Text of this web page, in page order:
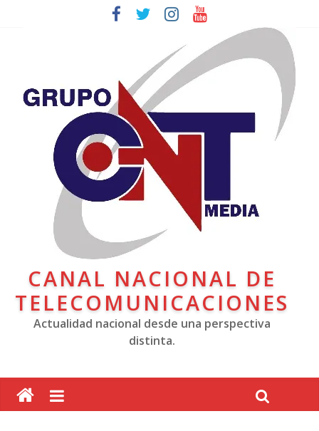
CANAL NACIONAL DE
TELECOMUNICACIONES
Actualidad nacional desde una perspectiva
distinta.